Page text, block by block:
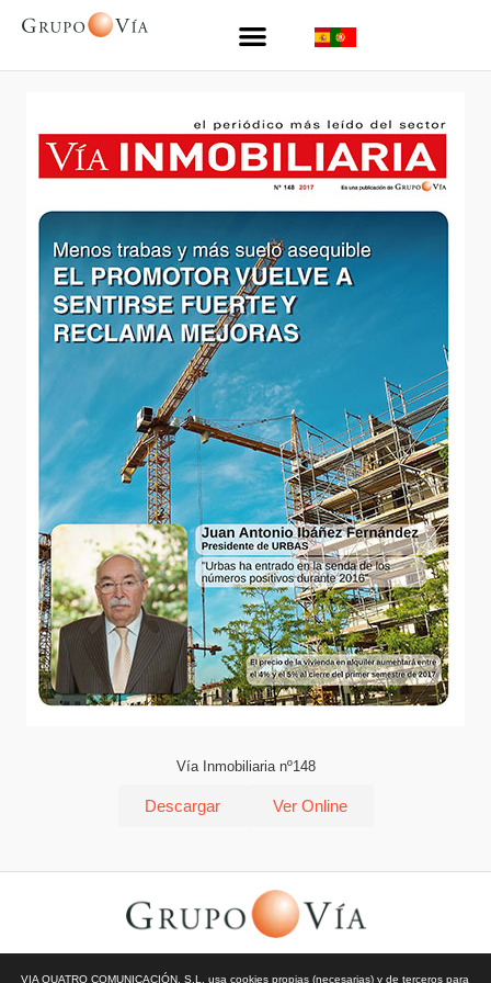
Vía Inmobiliaria nº148
Descargar Ver Online
VIA QUATRO COMUNICACIÓN, S.L. usa cookies propias (necesarias) y de terceros para